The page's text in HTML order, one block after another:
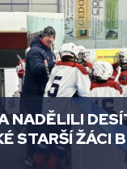
NADĚLILI
STARŠÍ ŽÁCI